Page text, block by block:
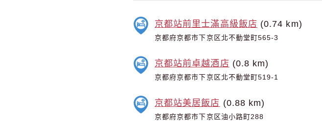
京都站前里士滿高級飯店 (0.74 km)
京都府京都市下京区北不動堂町565-3
京都站前卓越酒店 (0.8 km)
京都府京都市下京区北不動堂町519-1
京都站美居飯店 (0.88 km)
京都府京都市下京区油小路町288